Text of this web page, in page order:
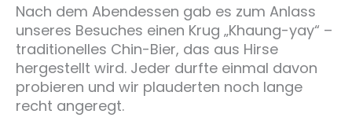
Nach dem Abendessen gab es zum Anlass
unseres Besuches einen Krug „Khaung-yay“ –
traditionelles Chin-Bier, das aus Hirse
hergestellt wird. Jeder durfte einmal davon
probieren und wir plauderten noch lange
recht angeregt.